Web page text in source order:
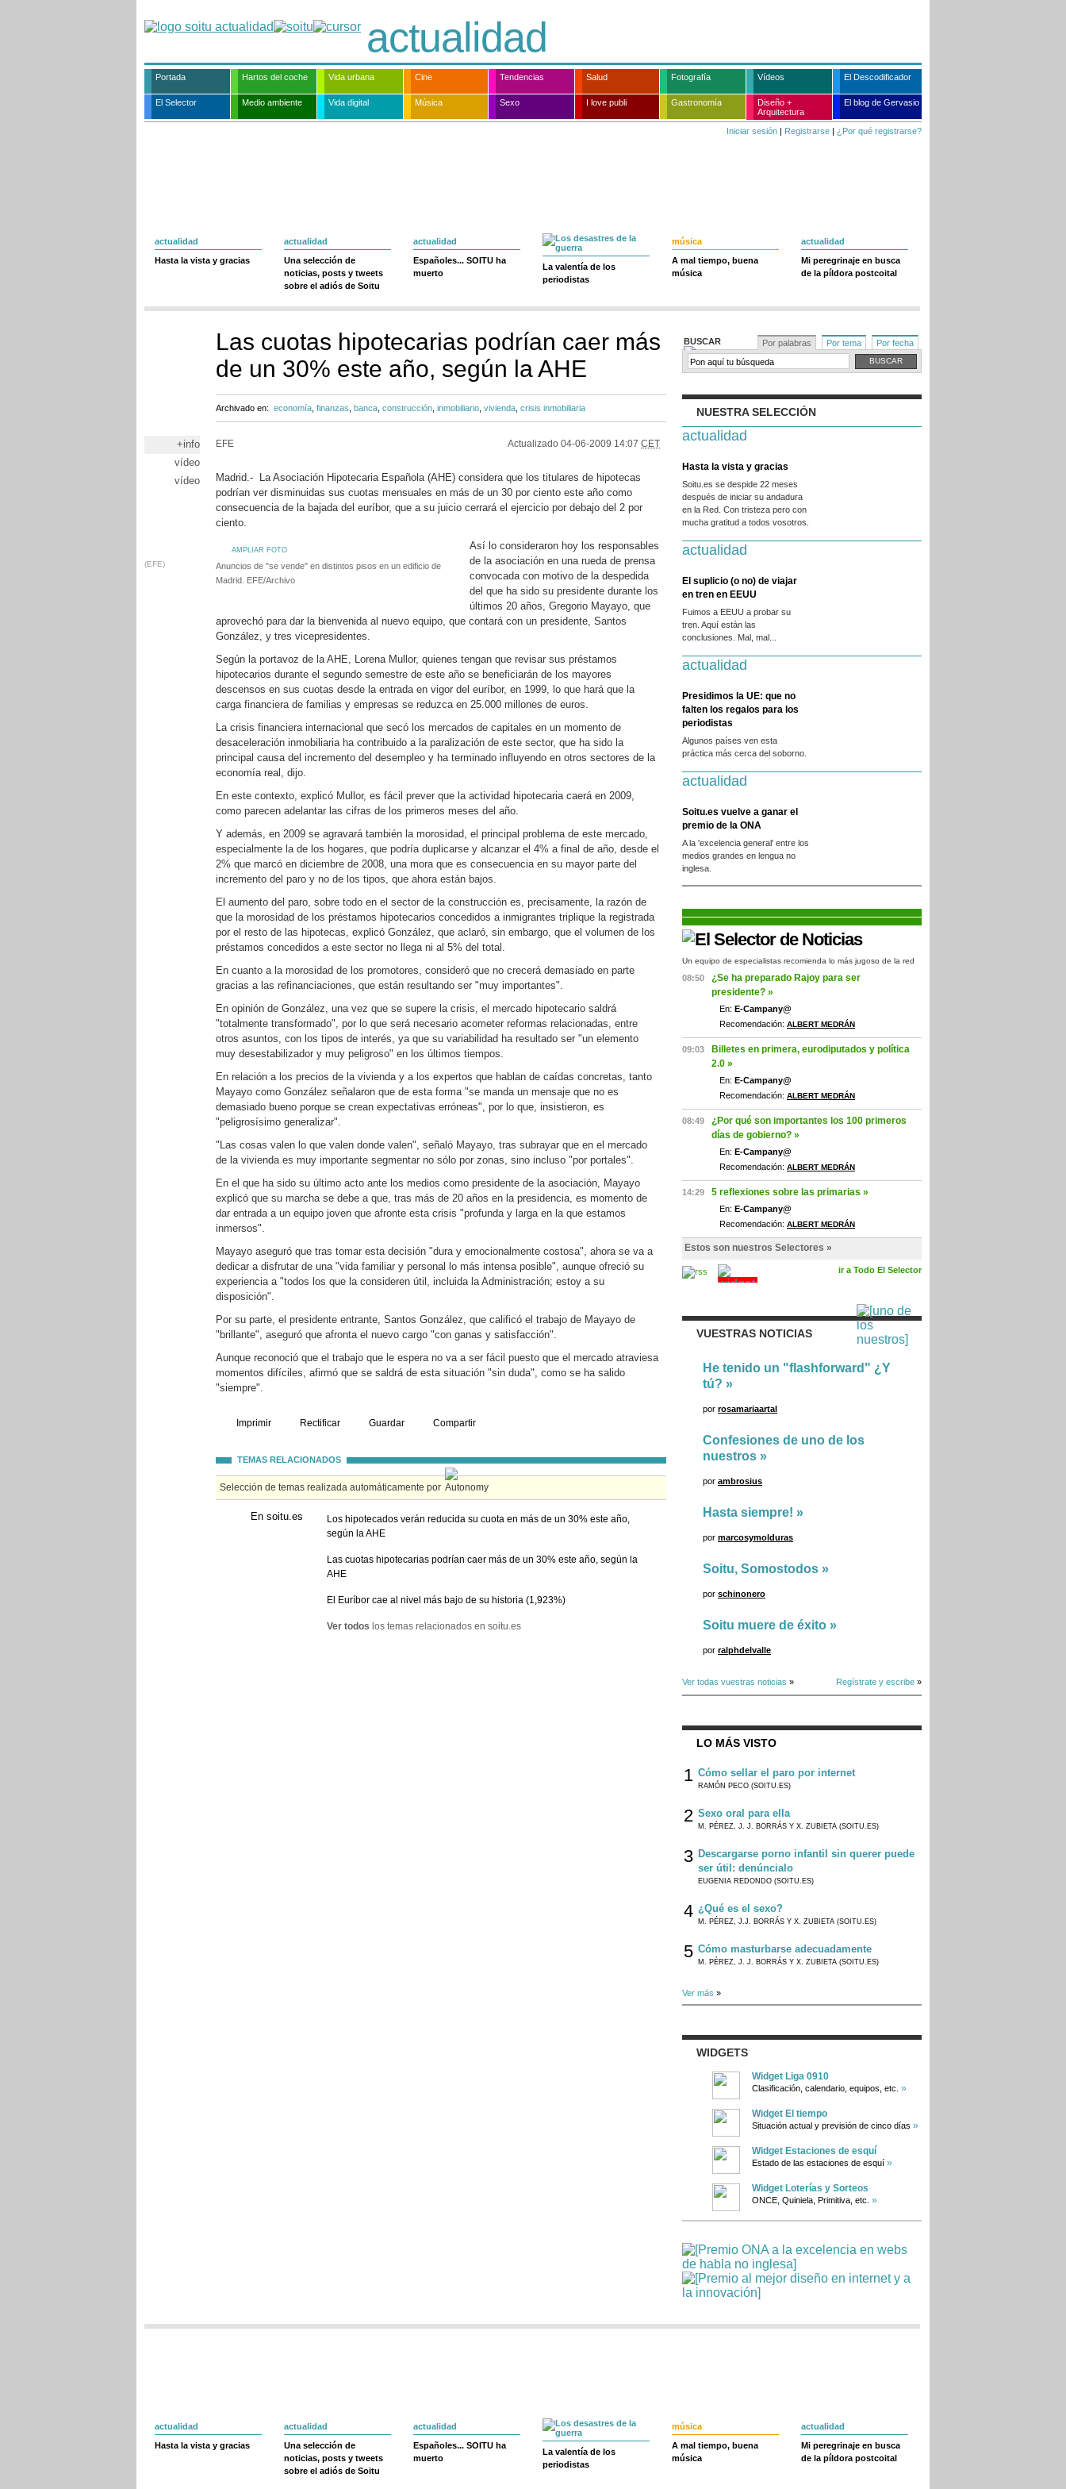
actualidad
Portada Hartos del coche Vida urbana Cine Tendencias Salud Fotografía Vídeos El Descodificador
El Selector Medio ambiente Vida digital Música Sexo I love publi Gastronomía
Diseño +
Arquitectura
El blog de Gervasio
Iniciar sesión | Registrarse | ¿Por qué registrarse?
actualidad
Hasta la vista y gracias
actualidad
Una selección de
noticias, posts y tweets
sobre el adiós de Soitu
actualidad
Españoles... SOITU ha
muerto
La valentía de los
periodistas
música
A mal tiempo, buena
música
actualidad
Mi peregrinaje en busca
de la píldora postcoital
Las cuotas hipotecarias podrían caer más
de un 30% este año, según la AHE
Archivado en: economía finanzas banca construcción inmobiliario vivienda crisis inmobiliaria
+info
vídeo
vídeo
EFE Actualizado 04-06-2009 14:07 CET
Madrid.- La Asociación Hipotecaria Española (AHE) considera que los titulares de hipotecas
podrían ver disminuidas sus cuotas mensuales en más de un 30 por ciento este año como
consecuencia de la bajada del euríbor, que a su juicio cerrará el ejercicio por debajo del 2 por
ciento.
AMPLIAR FOTO
(EFE)
Anuncios de "se vende" en distintos pisos en un edificio de
Madrid. EFE/Archivo
Así lo consideraron hoy los responsables
de la asociación en una rueda de prensa
convocada con motivo de la despedida
del que ha sido su presidente durante los
últimos 20 años, Gregorio Mayayo, que
aprovechó para dar la bienvenida al nuevo equipo, que contará con un presidente, Santos
González, y tres vicepresidentes.
Según la portavoz de la AHE, Lorena Mullor, quienes tengan que revisar sus préstamos
hipotecarios durante el segundo semestre de este año se beneficiarán de los mayores
descensos en sus cuotas desde la entrada en vigor del euríbor, en 1999, lo que hará que la
carga financiera de familias y empresas se reduzca en 25.000 millones de euros.
La crisis financiera internacional que secó los mercados de capitales en un momento de
desaceleración inmobiliaria ha contribuido a la paralización de este sector, que ha sido la
principal causa del incremento del desempleo y ha terminado influyendo en otros sectores de la
economía real, dijo.
En este contexto, explicó Mullor, es fácil prever que la actividad hipotecaria caerá en 2009,
como parecen adelantar las cifras de los primeros meses del año.
Y además, en 2009 se agravará también la morosidad, el principal problema de este mercado,
especialmente la de los hogares, que podría duplicarse y alcanzar el 4% a final de año, desde el
2% que marcó en diciembre de 2008, una mora que es consecuencia en su mayor parte del
incremento del paro y no de los tipos, que ahora están bajos.
El aumento del paro, sobre todo en el sector de la construcción es, precisamente, la razón de
que la morosidad de los préstamos hipotecarios concedidos a inmigrantes triplique la registrada
por el resto de las hipotecas, explicó González, que aclaró, sin embargo, que el volumen de los
préstamos concedidos a este sector no llega ni al 5% del total.
En cuanto a la morosidad de los promotores, consideró que no crecerá demasiado en parte
gracias a las refinanciaciones, que están resultando ser "muy importantes".
En opinión de González, una vez que se supere la crisis, el mercado hipotecario saldrá
"totalmente transformado", por lo que será necesario acometer reformas relacionadas, entre
otros asuntos, con los tipos de interés, ya que su variabilidad ha resultado ser "un elemento
muy desestabilizador y muy peligroso" en los últimos tiempos.
En relación a los precios de la vivienda y a los expertos que hablan de caídas concretas, tanto
Mayayo como González señalaron que de esta forma "se manda un mensaje que no es
demasiado bueno porque se crean expectativas erróneas", por lo que, insistieron, es
"peligrosísimo generalizar".
"Las cosas valen lo que valen donde valen", señaló Mayayo, tras subrayar que en el mercado
de la vivienda es muy importante segmentar no sólo por zonas, sino incluso "por portales".
En el que ha sido su último acto ante los medios como presidente de la asociación, Mayayo
explicó que su marcha se debe a que, tras más de 20 años en la presidencia, es momento de
dar entrada a un equipo joven que afronte esta crisis "profunda y larga en la que estamos
inmersos".
Mayayo aseguró que tras tomar esta decisión "dura y emocionalmente costosa", ahora se va a
dedicar a disfrutar de una "vida familiar y personal lo más intensa posible", aunque ofreció su
experiencia a "todos los que la consideren útil, incluida la Administración; estoy a su
disposición".
Por su parte, el presidente entrante, Santos González, que calificó el trabajo de Mayayo de
"brillante", aseguró que afronta el nuevo cargo "con ganas y satisfacción".
Aunque reconoció que el trabajo que le espera no va a ser fácil puesto que el mercado atraviesa
momentos difíciles, afirmó que se saldrá de esta situación "sin duda", como se ha salido
"siempre".
Imprimir Rectificar Guardar Compartir
TEMAS RELACIONADOS
Selección de temas realizada automáticamente por
En soitu.es
Los hipotecados verán reducida su cuota en más de un 30% este año,
según la AHE
Las cuotas hipotecarias podrían caer más de un 30% este año, según la
AHE
El Euríbor cae al nivel más bajo de su historia (1,923%)
Ver todos los temas relacionados en soitu.es
BUSCAR Por palabras Por tema Por fecha
NUESTRA SELECCIÓN
actualidad
Hasta la vista y gracias
Soitu.es se despide 22 meses
después de iniciar su andadura
en la Red. Con tristeza pero con
mucha gratitud a todos vosotros.
actualidad
El suplicio (o no) de viajar
en tren en EEUU
Fuimos a EEUU a probar su
tren. Aquí están las
conclusiones. Mal, mal...
actualidad
Presidimos la UE: que no
falten los regalos para los
periodistas
Algunos países ven esta
práctica más cerca del soborno.
actualidad
Soitu.es vuelve a ganar el
premio de la ONA
A la 'excelencia general' entre los
medios grandes en lengua no
inglesa.
Un equipo de especialistas recomienda lo más jugoso de la red
08:50
¿Se ha preparado Rajoy para ser
presidente? »
En: E-Campany@
Recomendación: ALBERT MEDRÁN
09:03
Billetes en primera, eurodiputados y política
2.0 »
En: E-Campany@
Recomendación: ALBERT MEDRÁN
08:49
¿Por qué son importantes los 100 primeros
días de gobierno? »
En: E-Campany@
Recomendación: ALBERT MEDRÁN
14:29 5 reflexiones sobre las primarias »
En: E-Campany@
Recomendación: ALBERT MEDRÁN
Estos son nuestros Selectores »
ir a Todo El Selector
VUESTRAS NOTICIAS
He tenido un "flashforward" ¿Y
tú? »
por rosamariaartal
Confesiones de uno de los
nuestros »
por ambrosius
Hasta siempre! »
por marcosymolduras
Soitu, Somostodos »
por schinonero
Soitu muere de éxito »
por ralphdelvalle
Ver todas vuestras noticias » Regístrate y escribe »
LO MÁS VISTO
1 Cómo sellar el paro por internet
RAMÓN PECO (SOITU.ES)
2 Sexo oral para ella
M. PÉREZ, J. J. BORRÁS Y X. ZUBIETA (SOITU.ES)
3 Descargarse porno infantil sin querer puede
ser útil: denúncialo
EUGENIA REDONDO (SOITU.ES)
4 ¿Qué es el sexo?
M. PÉREZ, J.J. BORRÁS Y X. ZUBIETA (SOITU.ES)
5 Cómo masturbarse adecuadamente
M. PÉREZ, J. J. BORRÁS Y X. ZUBIETA (SOITU.ES)
Ver más »
WIDGETS
Widget Liga 0910
Clasificación, calendario, equipos, etc. »
Widget El tiempo
Situación actual y previsión de cinco días »
Widget Estaciones de esquí
Estado de las estaciones de esquí »
Widget Loterías y Sorteos
ONCE, Quiniela, Primitiva, etc. »
actualidad
Hasta la vista y gracias
actualidad
Una selección de
noticias, posts y tweets
sobre el adiós de Soitu
actualidad
Españoles... SOITU ha
muerto
La valentía de los
periodistas
música
A mal tiempo, buena
música
actualidad
Mi peregrinaje en busca
de la píldora postcoital